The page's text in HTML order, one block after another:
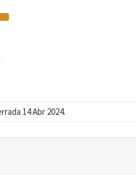
14 Abr 2024.